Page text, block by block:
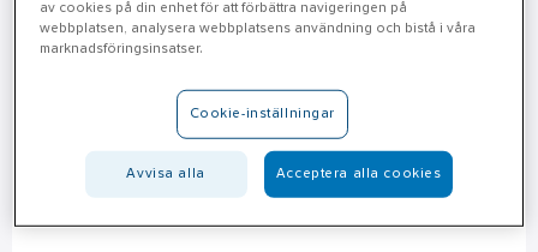
Återkallelse av Honeywell
PIP Fallskyddssele H500
av cookies på din enhet för att förbättra navigeringen på
webbplatsen, analysera webbplatsens användning och bistå i våra
marknadsföringsinsatser.
Cookie-inställningar
Avvisa alla Acceptera alla cookies